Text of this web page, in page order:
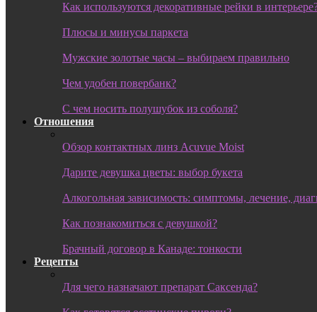
Как используются декоративные рейки в
Плюсы и минусы паркета
Мужские золотые часы – выбираем правильно
Чем удобен повербанк?
С чем носить полушубок из соболя?
Отношения
Обзор контактных линз Acuvue Moist
Дарите девушка цветы: выбор букета
Алкогольная зависимость: симптомы, лечение,
Как познакомиться с девушкой?
Брачный договор в Канаде: тонкости
Рецепты
Для чего назначают препарат Саксенда?